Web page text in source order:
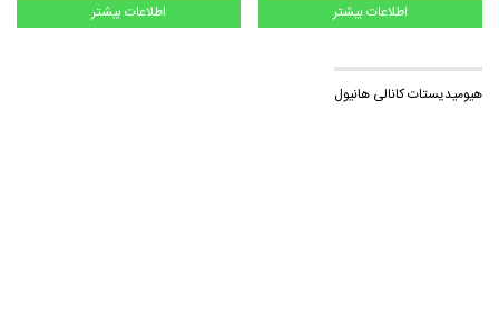
اطلاعات بیشتر اطلاعات بیشتر
هیومیدیستات کانالی هانیول